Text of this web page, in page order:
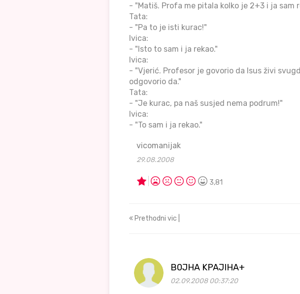
- "Matiš. Profa me pitala kolko je 2+3 i ja sam
Tata:
- "Pa to je isti kurac!"
Ivica:
- "Isto to sam i ja rekao."
Ivica:
- "Vjerić. Profesor je govorio da Isus živi
odgovorio da."
Tata:
- "Je kurac, pa naš susjed nema podrum!"
Ivica:
- "To sam i ja rekao."
vicomanijak
29.08.2008
3,81
Prethodni vic |
B0JHA KPAJIHA+
02.09.2008 00:37:20